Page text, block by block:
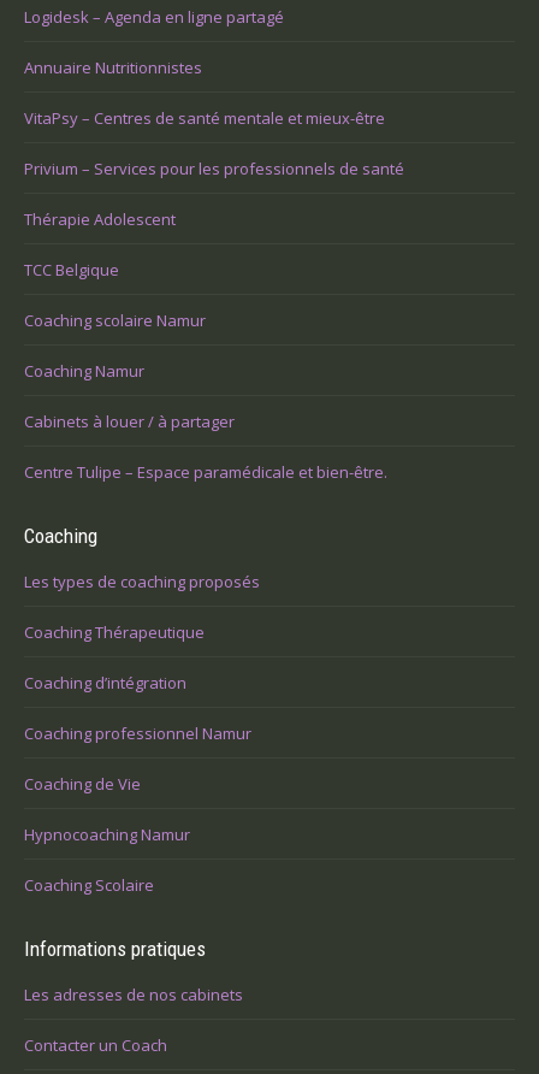
Logidesk – Agenda en ligne partagé
Annuaire Nutritionnistes
VitaPsy – Centres de santé mentale et mieux-être
Privium – Services pour les professionnels de santé
Thérapie Adolescent
TCC Belgique
Coaching scolaire Namur
Coaching Namur
Cabinets à louer / à partager
Centre Tulipe – Espace paramédicale et bien-être.
Coaching
Les types de coaching proposés
Coaching Thérapeutique
Coaching d’intégration
Coaching professionnel Namur
Coaching de Vie
Hypnocoaching Namur
Coaching Scolaire
Informations pratiques
Les adresses de nos cabinets
Contacter un Coach